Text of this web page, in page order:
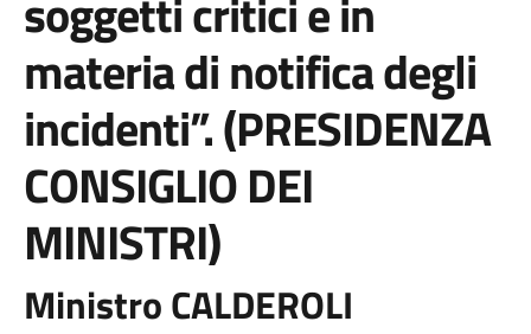
soggetti critici e in
materia di notifica degli
incidenti”. (PRESIDENZA
CONSIGLIO DEI
MINISTRI)
Ministro CALDEROLI